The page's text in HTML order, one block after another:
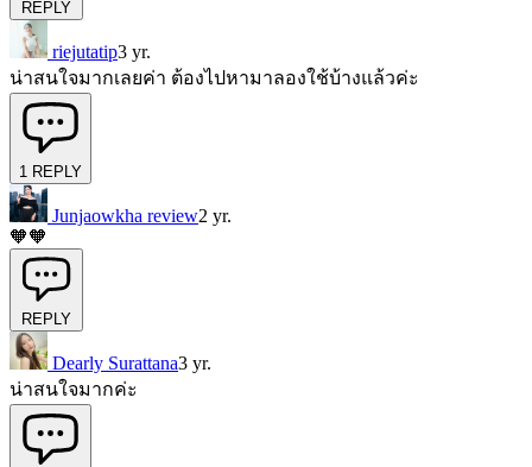
REPLY
riejutatip3 yr.
น่าสนใจมากเลยค่า ต้องไปหามาลองใช้บ้างแล้วค่ะ
1 REPLY
Junjaowkha review2 yr.
🧡🧡
REPLY
Dearly Surattana3 yr.
น่าสนใจมากค่ะ